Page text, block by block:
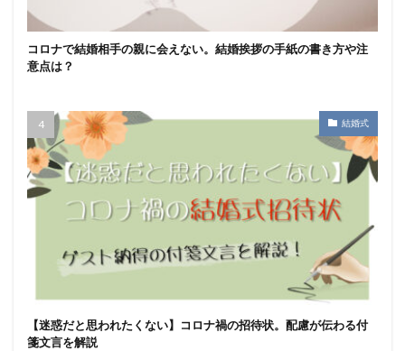
コロナで結婚相手の親に会えない。結婚挨拶の手紙の書き方や注
意点は？
結婚式
【迷惑だと思われたくない】コロナ禍の招待状。配慮が伝わる付
箋文言を解説